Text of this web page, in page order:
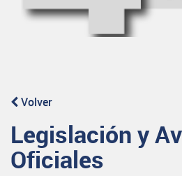
Volver
Legislación y
Oficiales